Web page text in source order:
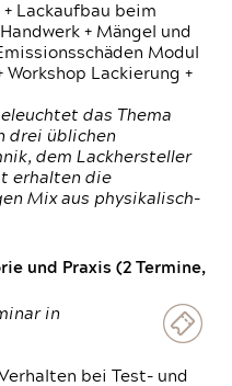
Lackaufbau beim
+ Mängel und
Modul
Workshop Lackierung +
das Thema
drei üblichen
dem Lackhersteller
erhalten die
Mix aus physikalisch-
und Praxis (2 Termine,
in
bei Test- und